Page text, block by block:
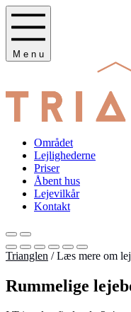
M e n u
Området
Lejlighederne
Priser
Åbent hus
Lejevilkår
Kontakt
Trianglen /Læs mere om
Rummelige